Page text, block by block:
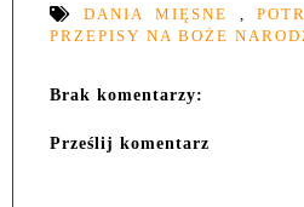
DANIA MIĘSNE ,
PRZEPISY NA BOŻE
Brak komentarzy:
Prześlij komentarz